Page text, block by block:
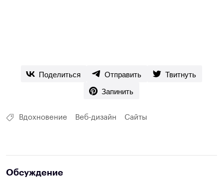
Поделиться Отправить
Твитнуть
Запинить
Вдохновение Веб-дизайн Сайты
Обсуждение